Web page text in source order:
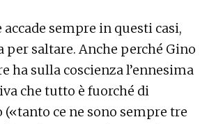
sempre in questi casi,
per saltare. Anche perché Gino
ha sulla coscienza l’ennesima
che tutto è fuorché di
ce ne sono sempre tre